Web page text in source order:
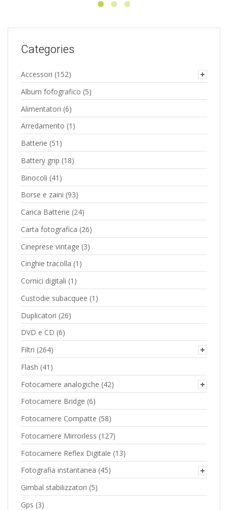
Categories
Accessori (152)
Album fofografico (5)
Alimentatori (6)
Arredamento (1)
Batterie (51)
Battery grip (18)
Binocoli (41)
Borse e zaini (93)
Carica Batterie (24)
Carta fotografica (26)
Cineprese vintage (3)
Cinghie tracolla (1)
Cornici digitali (1)
Custodie subacquee (1)
Duplicatori (26)
DVD e CD (6)
Filtri (264)
Flash (41)
Fotocamere analogiche (42)
Fotocamere Bridge (6)
Fotocamere Compatte (58)
Fotocamere Mirrorless (127)
Fotocamere Reflex Digitale (13)
Fotografia instantanea (45)
Gimbal stabilizzatori (5)
Gps (3)